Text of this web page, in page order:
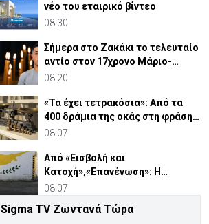
νέο του εταιρικό βίντεο
08:30
Σήμερα στο Ζακάκι το τελευταίο
αντίο στον 17χρονο Μάριο-
Γαβριήλ
08:20
«Τα έχει τετρακόσια»: Από τα
400 δράμια της οκάς στη φράση
που λέμε ακόμη
08:07
Από «Εισβολή και
Κατοχή»,«Επανένωση»: Η
χειραγώγηση της κοινής γνώμης
08:07
Δαμιανός για GSI: «Σιγουριά από
Sigma TV Ζωντανά Τώρα